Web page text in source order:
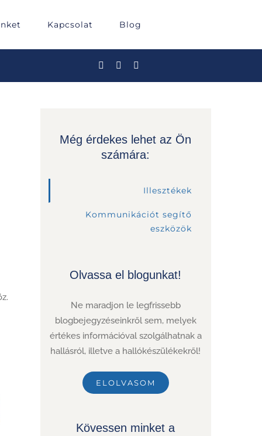
Kapcsolat Blog
Még érdekes lehet az Ön
számára:
Illesztékek
Kommunikációt segítő
eszközök
Olvassa el blogunkat!
Ne maradjon le legfrissebb
blogbejegyzéseinkről sem, melyek
értékes információval szolgálhatnak a
hallásról, illetve a hallókészülékekről!
ELOLVASOM
Kövessen minket a